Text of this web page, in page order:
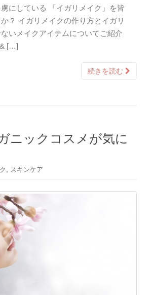
にしている 「イガリメイク」を皆
？ イガリメイクの作り方とイガリ
いメイクアイテムについてご紹介
[…]
続きを読む
ニックコスメが気に
, スキンケア